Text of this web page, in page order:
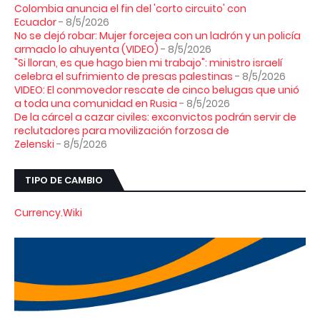
Colombia anuncia el fin del 'corto circuito' con
Ecuador- 8/5/2026
No se dejó robar: Mujer forcejea con un ladrón y un policía
armado lo ahuyenta (VIDEO) - 8/5/2026
"Si lloran, es que hago bien mi trabajo": ministro israelí
celebra el sufrimiento de presas palestinas - 8/5/2026
VIDEO: El conmovedor rescate de cinco belugas que unió
a toda una comunidad en Rusia - 8/5/2026
De la cárcel a cazar civiles: exconvictos podrán servir de
reclutadores para movilización forzosa de
Zelenski - 8/5/2026
TIPO DE CAMBIO
Currency.Wiki